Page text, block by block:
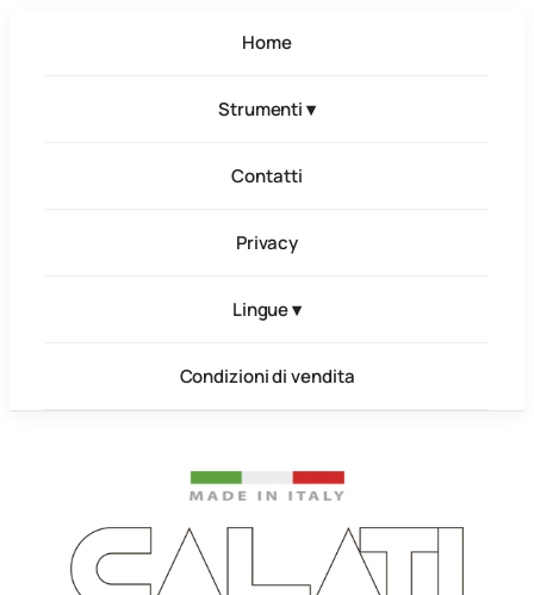
Home
Strumenti ▾
Contatti
Privacy
Lingue ▾
Condizioni di vendita